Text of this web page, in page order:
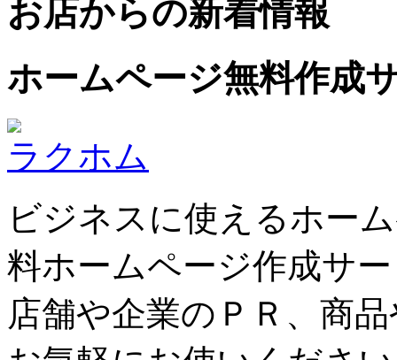
お店からの新着情報
ホームページ無料作成
ラクホム
ビジネスに使えるホー
料ホームページ作成サ
店舗や企業のＰＲ、商